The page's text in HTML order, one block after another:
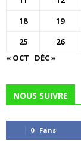
18
19
25
26
« OCT
DÉC »
NOUS SUIVRE
0 Fans